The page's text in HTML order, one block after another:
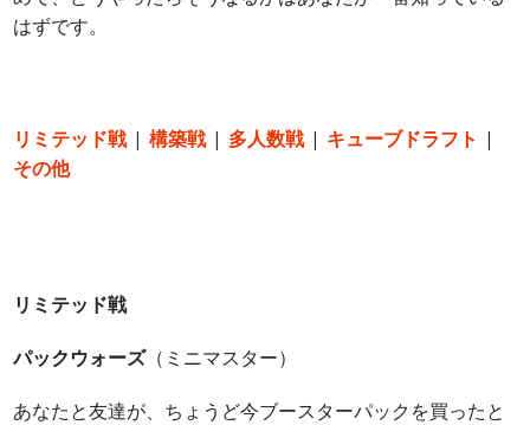
はずです。
リミテッド戦|構築戦| 多人数戦| キューブドラフト |
その他
リミテッド戦
パックウォーズ（ミニマスター）
あなたと友達が、ちょうど今ブースターパックを買ったと